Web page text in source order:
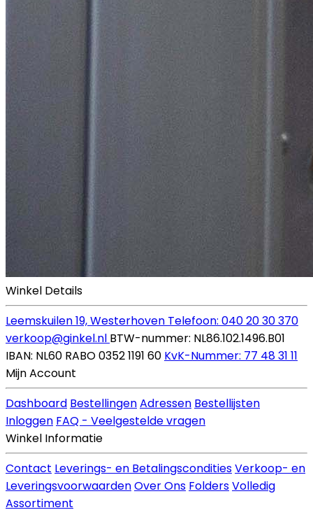
Winkel Details
Leemskuilen 19, Westerhoven Telefoon: 040 20 30 370
verkoop@ginkel.nl BTW-nummer: NL86.102.1496.B01
IBAN: NL60 RABO 0352 1191 60 KvK-Nummer: 77 48 31 11
Mijn Account
Dashboard BestellingenAdressen Bestellijsten
Inloggen FAQ - Veelgestelde vragen
Winkel Informatie
Contact Leverings- en BetalingsconditiesVerkoop- en
LeveringsvoorwaardenOver Ons FoldersVolledig
Assortiment